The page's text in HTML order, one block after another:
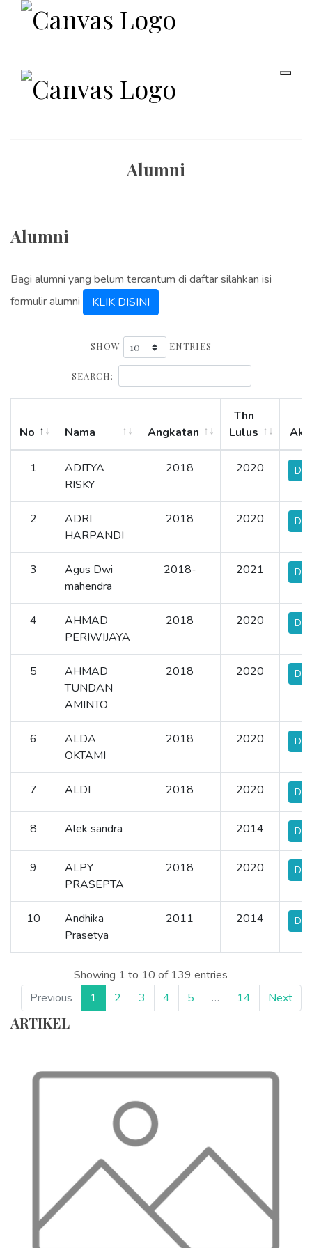
Alumni
Alumni
Bagi alumni yang belum tercantum di daftar silahkan isi
formulir alumni
KLIK DISINI
SHOW ENTRIES
SEARCH:
No Nama Angkatan
Thn
Lulus
1
ADITYA
RISKY
2018 2020
2
ADRI
HARPANDI
2018 2020
3
Agus Dwi
mahendra
2018- 2021
4
AHMAD
PERIWIJAYA
2018 2020
5
AHMAD
TUNDAN
AMINTO
2018 2020
6
ALDA
OKTAMI
2018 2020
7 ALDI 2018 2020
8 Alek sandra 2014
9
ALPY
PRASEPTA
2018 2020
10
Andhika
Prasetya
2011 2014
Showing 1 to 10 of 139 entries
Previous
1 2 3 4 5 … 14 Next
ARTIKEL